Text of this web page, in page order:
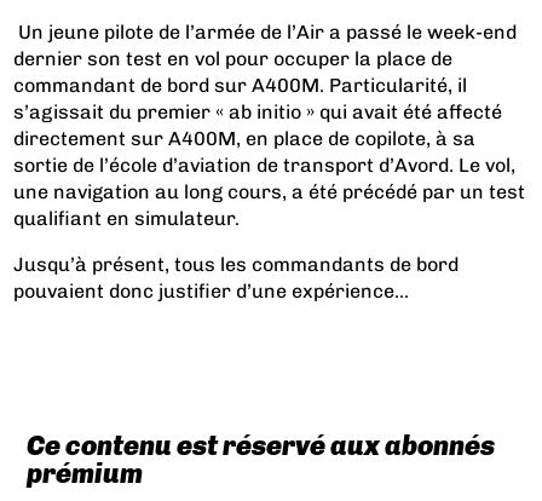
Un jeune pilote de l’armée de l’Air a passé le week-end
dernier son test en vol pour occuper la place de
commandant de bord sur A400M. Particularité, il
s’agissait du premier « ab initio » qui avait été affecté
directement sur A400M, en place de copilote, à sa
sortie de l’école d’aviation de transport d’Avord. Le vol,
une navigation au long cours, a été précédé par un test
qualifiant en simulateur.
Jusqu’à présent, tous les commandants de bord
pouvaient donc justifier d’une expérience...
Ce contenu est réservé aux abonnés
prémium